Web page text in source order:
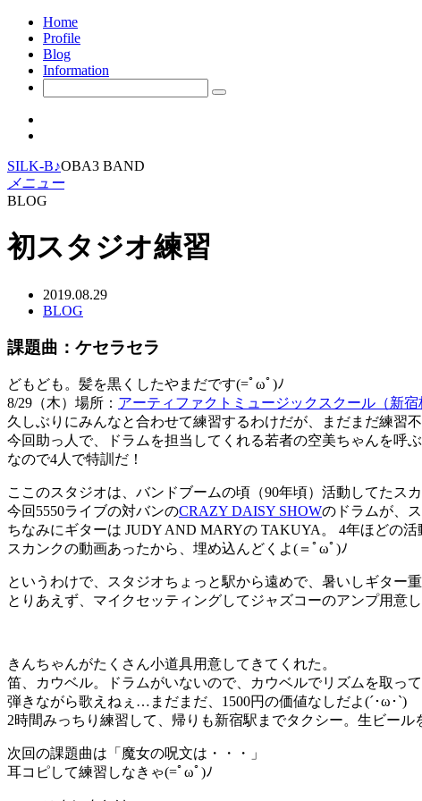
Home
Profile
Blog
Information
SILK-B♪OBA3 BAND
メニュー
BLOG
初スタジオ練習
2019.08.29
BLOG
課題曲：ケセラセラ
どもども。髪を黒くしたやまだです(=ﾟωﾟ)ﾉ
8/29（木）場所： アーティファクトミュージックスクール（新
久しぶりにみんなと合わせて練習するわけだが、まだまだ練習
今回助っ人で、ドラムを担当してくれる若者の空美ちゃんを呼
なので4人で特訓だ！
ここのスタジオは、バンドブームの頃（90年頃）活動してたス
今回5550ライブの対バンのCRAZY DAISY SHOWのドラムが、
ちなみにギターは JUDY AND MARYの TAKUYA。 4年ほどの活
スカンクの動画あったから、埋め込んどくよ(＝ﾟωﾟ)ﾉ
というわけで、スタジオちょっと駅から遠めで、暑いしギター
とりあえず、マイクセッティングしてジャズコーのアンプ用意
きんちゃんがたくさん小道具用意してきてくれた。
笛、カウベル。ドラムがいないので、カウベルでリズムを取っ
弾きながら歌えねぇ…まだまだ、1500円の価値なしだよ(´･ω･`)
2時間みっちり練習して、帰りも新宿駅までタクシー。生ビール
次回の課題曲は「魔女の呪文は・・・」
耳コピして練習しなきゃ(=ﾟωﾟ)ﾉ